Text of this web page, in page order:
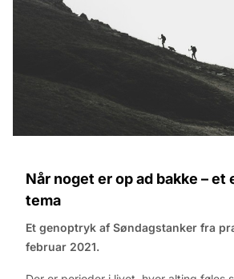
Når noget er op ad bakke –
tema
Et genoptryk af Søndagstanker fra
februar 2021.